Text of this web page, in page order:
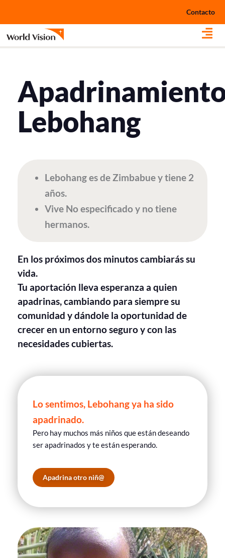
Contacto
Lebohang
Lebohang es de Zimbabue y tiene 2
años.
Vive No especificado y no tiene
hermanos.
En los próximos dos minutos cambiarás su
vida.
Tu aportación lleva esperanza a quien
apadrinas, cambiando para siempre su
comunidad y dándole la oportunidad de
crecer en un entorno seguro y con las
necesidades cubiertas.
Lo sentimos, Lebohang ya ha sido
apadrinado.
Pero hay muchos más niños que están deseando
ser apadrinados y te están esperando.
Apadrina otro niñ@